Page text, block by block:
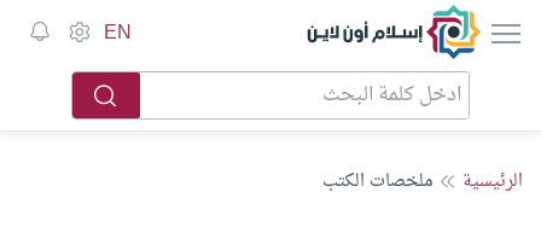
إسلام أون لاين EN
الرئيسية ملخصات الكتب